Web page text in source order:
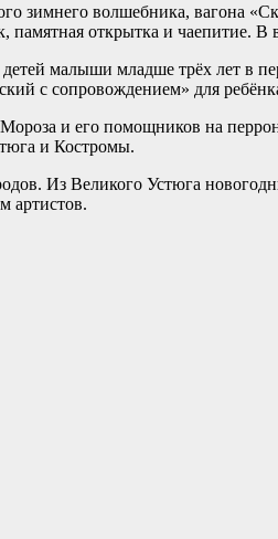
зимнего волшебника, вагона
открытка и чаепитие.
малыши младше трёх лет в
с сопровождением» для
и его помощников на
и Костромы.
Из Великого Устюга
артистов.